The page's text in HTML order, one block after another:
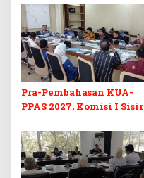
Pra-Pembahasan KUA-
PPAS 2027, Komisi I Sisir
Berkelanjutan